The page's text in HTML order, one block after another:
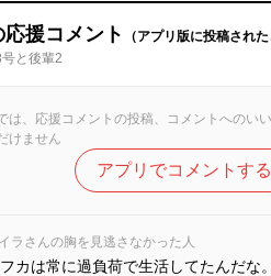
援コメント
（アプリ版に投稿され
と後輩2
は、応援コメントの投稿、コメントへのい
けません
アプリでコメントする
ラさんの胸を見逃さなかった人
カは常に過負荷で生活してたんだな。